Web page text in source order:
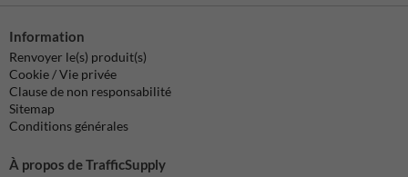
Information
Renvoyer le(s) produit(s)
Cookie / Vie privée
Clause de non responsabilité
Sitemap
Conditions générales
À propos de TrafficSupply